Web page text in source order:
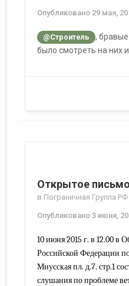
Опубликовано 29 мая,
@Строитель
,
было смотреть на них
Открытое
в Пограничная Группа
Опубликовано 3 июня,
10 июня 2015 г. в 12.00 в
Российской Федерации
Миусская пл. д.7. стр.1
слушания по проблеме